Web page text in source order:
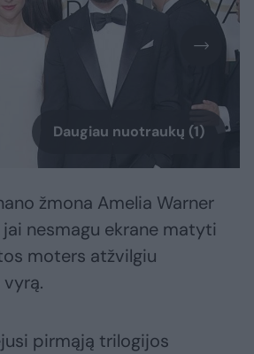
Daugiau nuotraukų (1)
žmona Amelia Warner
nesmagu ekrane matyti
moters atžvilgiu
pirmąją trilogijos